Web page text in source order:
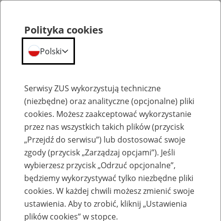
Emerytury
Baza zlikwidowanych lub
przekształconych zakładów pracy
Polityka cookies
Polski
Serwisy ZUS wykorzystują techniczne
(niezbędne) oraz analityczne (opcjonalne) pliki
cookies. Możesz zaakceptować wykorzystanie
przez nas wszystkich takich plików (przycisk
„Przejdź do serwisu”) lub dostosować swoje
zgody (przycisk „Zarządzaj opcjami”). Jeśli
wybierzesz przycisk „Odrzuć opcjonalne”,
będziemy wykorzystywać tylko niezbędne pliki
cookies. W każdej chwili możesz zmienić swoje
ustawienia. Aby to zrobić, kliknij „Ustawienia
plików cookies” w stopce.